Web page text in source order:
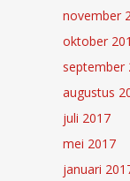
november
oktober
september
augustus
juli 2017
mei 2017
januari